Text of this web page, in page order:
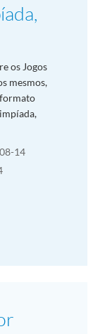
os Jogos
mesmos,
14